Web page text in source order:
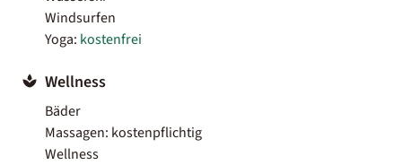
Windsurfen
Yoga: kostenfrei
Wellness
Bäder
Massagen: kostenpflichtig
Wellness